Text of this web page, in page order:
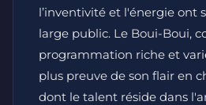
l’inventivité et l'énergie ont
large public. Le Boui-Boui,
programmation riche et
plus preuve de son flair en
dont le talent réside dans